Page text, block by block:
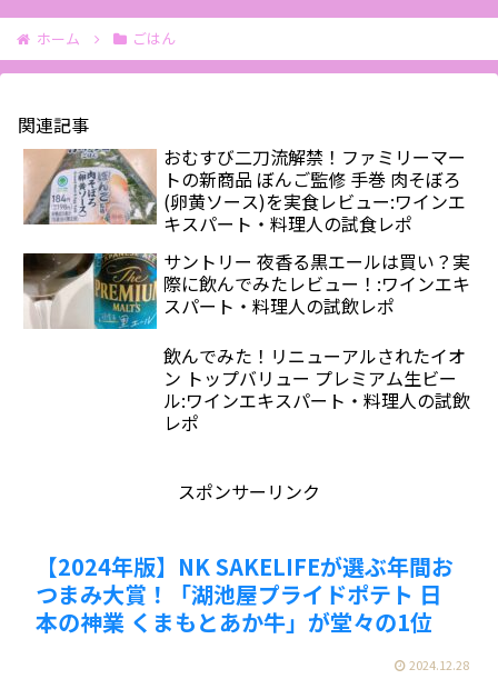
ホーム ごはん
関連記事
おむすび二刀流解禁！ファミリーマー
トの新商品 ぼんご監修 手巻 肉そぼろ
(卵黄ソース)を実食レビュー:ワインエ
キスパート・料理人の試食レポ
サントリー 夜香る黒エールは買い？実
際に飲んでみたレビュー！:ワインエキ
スパート・料理人の試飲レポ
飲んでみた！リニューアルされたイオ
ン トップバリュー プレミアム生ビー
ル:ワインエキスパート・料理人の試飲
レポ
スポンサーリンク
【2024年版】NK SAKELIFEが選ぶ年間お
つまみ大賞！「湖池屋プライドポテト 日
本の神業 くまもとあか牛」が堂々の1位
2024.12.28